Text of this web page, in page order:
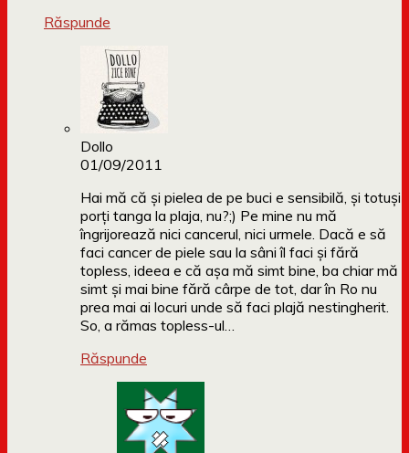
Răspunde
Dollo
01/09/2011
Hai mă că și pielea de pe buci e sensibilă, și totuși
porți tanga la plaja, nu?;) Pe mine nu mă
îngrijorează nici cancerul, nici urmele. Dacă e să
faci cancer de piele sau la sâni îl faci și fără
topless, ideea e că așa mă simt bine, ba chiar mă
simt și mai bine fără cârpe de tot, dar în Ro nu
prea mai ai locuri unde să faci plajă nestingherit.
So, a rămas topless-ul…
Răspunde